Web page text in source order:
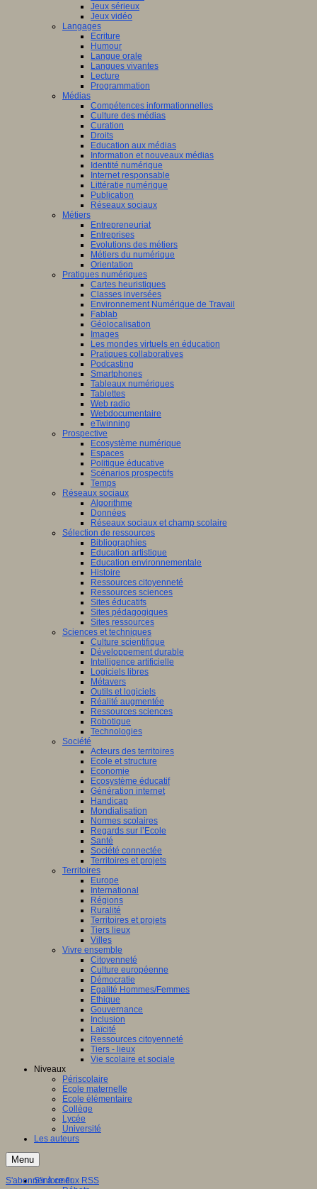
Jeux sérieux
Jeux vidéo
Langages
Ecriture
Humour
Langue orale
Langues vivantes
Lecture
Programmation
Médias
Compétences informationnelles
Culture des médias
Curation
Droits
Education aux médias
Information et nouveaux médias
Identité numérique
Internet responsable
Littératie numérique
Publication
Réseaux sociaux
Métiers
Entrepreneuriat
Entreprises
Evolutions des métiers
Métiers du numérique
Orientation
Pratiques numériques
Cartes heuristiques
Classes inversées
Environnement Numérique de Travail
Fablab
Géolocalisation
Images
Les mondes virtuels en éducation
Pratiques collaboratives
Podcasting
Smartphones
Tableaux numériques
Tablettes
Web radio
Webdocumentaire
eTwinning
Prospective
Ecosystème numérique
Espaces
Politique éducative
Scénarios prospectifs
Temps
Réseaux sociaux
Algorithme
Données
Réseaux sociaux et champ scolaire
Sélection de ressources
Bibliographies
Education artistique
Education environnementale
Histoire
Ressources citoyenneté
Ressources sciences
Sites éducatifs
Sites pédagogiques
Sites ressources
Sciences et techniques
Culture scientifique
Développement durable
Intelligence artificielle
Logiciels libres
Métavers
Outils et logiciels
Réalité augmentée
Ressources sciences
Robotique
Technologies
Société
Acteurs des territoires
Ecole et structure
Economie
Ecosystème éducatif
Génération internet
Handicap
Mondialisation
Normes scolaires
Regards sur l’Ecole
Santé
Société connectée
Territoires et projets
Territoires
Europe
International
Régions
Ruralité
Territoires et projets
Tiers lieux
Villes
Vivre ensemble
Citoyenneté
Culture européenne
Démocratie
Egalité Hommes/Femmes
Ethique
Gouvernance
Inclusion
Laïcité
Ressources citoyenneté
Tiers - lieux
Vie scolaire et sociale
Niveaux
Périscolaire
Ecole maternelle
Ecole élémentaire
Collège
Lycée
Université
Les auteurs
Menu
S'informer
S'abonner à ce flux RSS